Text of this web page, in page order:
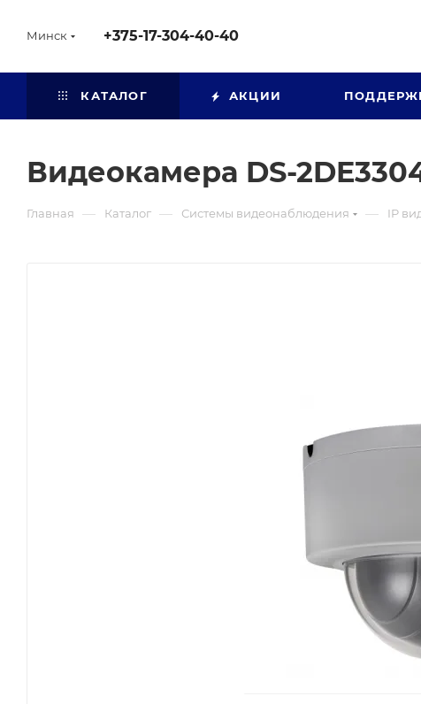
Минск +375-17-304-40-40
КАТАЛОГ АКЦИИ
Видеокамера DS-
Главная — Каталог — Системы видеонаблюдения — IP